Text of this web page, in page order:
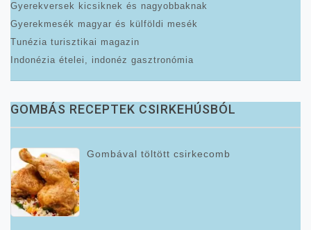
Gyerekversek kicsiknek és nagyobbaknak
Gyerekmesék magyar és külföldi mesék
Tunézia turisztikai magazin
Indonézia ételei, indonéz gasztronómia
GOMBÁS RECEPTEK CSIRKEHÚSBÓL
Gombával töltött csirkecomb